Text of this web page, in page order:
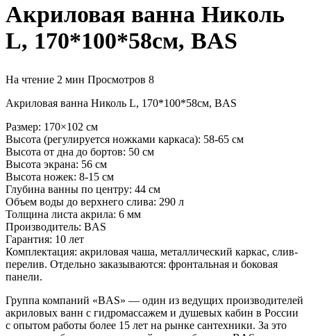
Акриловая ванна Николь
L, 170*100*58см, BAS
На чтение 2 мин Просмотров 8
Акриловая ванна Николь L, 170*100*58см, BAS
Размер: 170×102 см
Высота (регулируется ножками каркаса): 58-65 см
Высота от дна до бортов: 50 см
Высота экрана: 56 см
Высота ножек: 8-15 см
Глубина ванны по центру: 44 см
Объем воды до верхнего слива: 290 л
Толщина листа акрила: 6 мм
Производитель: BAS
Гарантия: 10 лет
Комплектация: акриловая чаша, металлический каркас, слив-
перелив. Отдельно заказываются: фронтальная и боковая
панели.
Группа компаний «BAS» — один из ведущих производителей
акриловых ванн с гидромассажем и душевых кабин в России
с опытом работы более 15 лет на рынке сантехники. За это